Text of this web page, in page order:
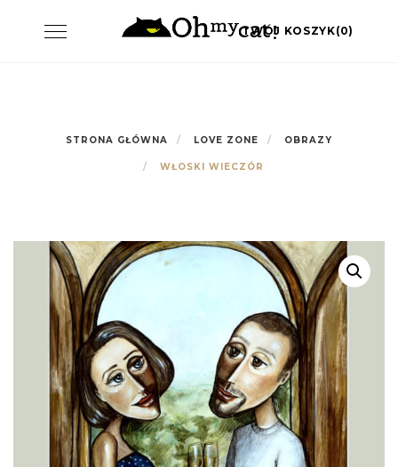
Toggle TWÓJ KOSZYK(0)
STRONA GŁÓWNA LOVE ZONE OBRAZY
WŁOSKI WIECZÓR